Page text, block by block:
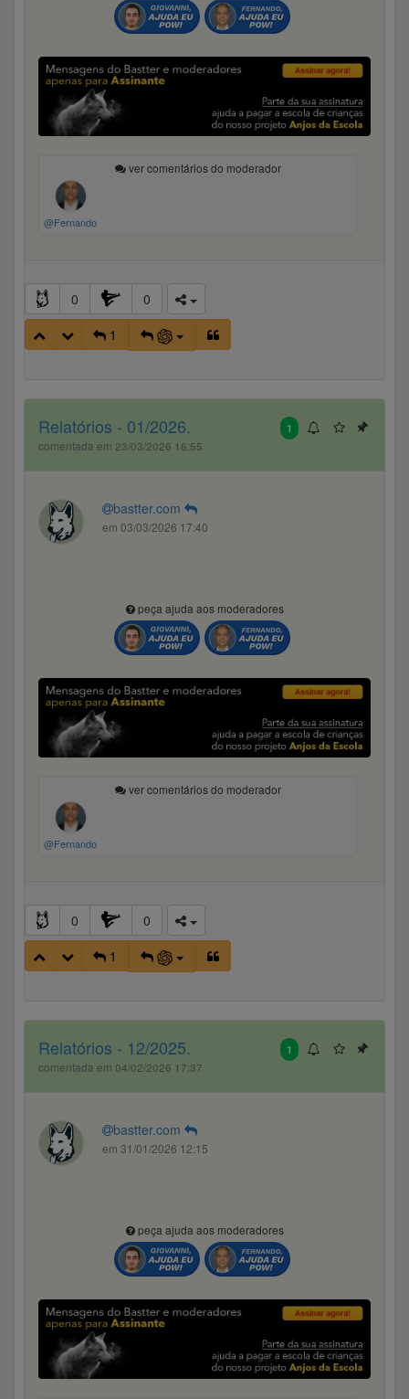
ver comentários do moderador
@Fernando
0
0
1
1
Relatórios - 01/2026.
comentada em 23/03/2026 16:55
bastter.com
em 03/03/2026 17:40
peça ajuda aos moderadores
ver comentários do moderador
@Fernando
0
0
1
1
Relatórios - 12/2025.
comentada em 04/02/2026 17:37
bastter.com
em 31/01/2026 12:15
peça ajuda aos moderadores